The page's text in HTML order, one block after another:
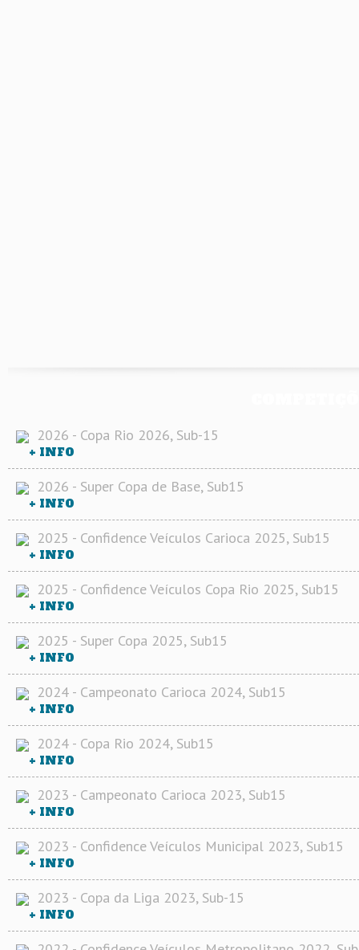
2026 - Copa Rio 2026, Sub-15
+ INFO
2026 - Super Copa de Base, Sub15
+ INFO
2025 - Confidence Veículos Carioca 2025, Sub15
+ INFO
2025 - Confidence Veículos Copa Rio 2025, Sub15
+ INFO
2025 - Super Copa 2025, Sub15
+ INFO
2024 - Campeonato Carioca 2024, Sub15
+ INFO
2024 - Copa Rio 2024, Sub15
+ INFO
2023 - Campeonato Carioca 2023, Sub15
+ INFO
2023 - Confidence Veículos Municipal 2023, Sub15
+ INFO
2023 - Copa da Liga 2023, Sub-15
+ INFO